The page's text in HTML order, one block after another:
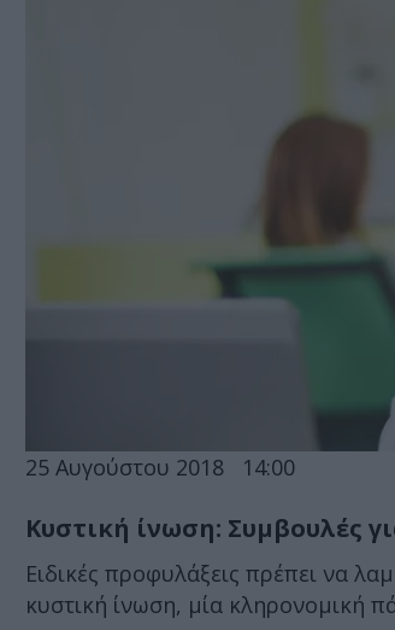
25 Αυγούστου 2018 14:00
Κυστική ίνωση: Συμβουλές
Ειδικές προφυλάξεις πρέπει να
κυστική ίνωση, μία κληρονομική